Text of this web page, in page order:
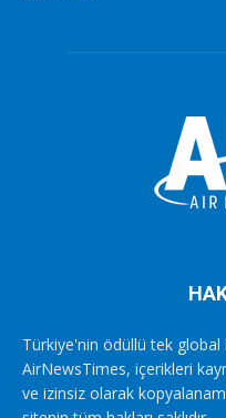
Türkiye'nin ödüllü tek global
AirNewsTimes, içerikleri
ve izinsiz olarak